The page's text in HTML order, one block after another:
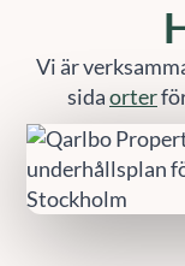
Vi är
sidaorter